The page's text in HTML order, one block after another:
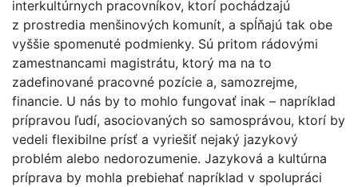
interkultúrnych pracovníkov, ktorí pochádzajú
z prostredia menšinových komunít, a spĺňajú tak obe
vyššie spomenuté podmienky. Sú pritom rádovými
zamestnancami magistrátu, ktorý ma na to
zadefinované pracovné pozície a, samozrejme,
financie. U nás by to mohlo fungovať inak – napríklad
prípravou ľudí, asociovaných so samosprávou, ktorí by
vedeli flexibilne prísť a vyriešiť nejaký jazykový
problém alebo nedorozumenie. Jazyková a kultúrna
príprava by mohla prebiehať napríklad v spolupráci